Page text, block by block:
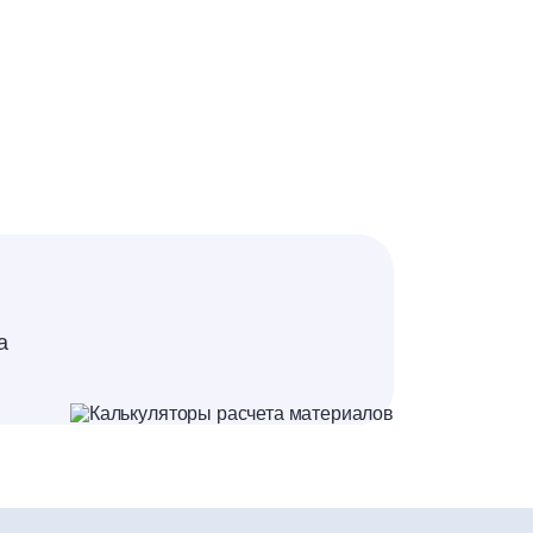
спецодежду, средства защиты глаз,